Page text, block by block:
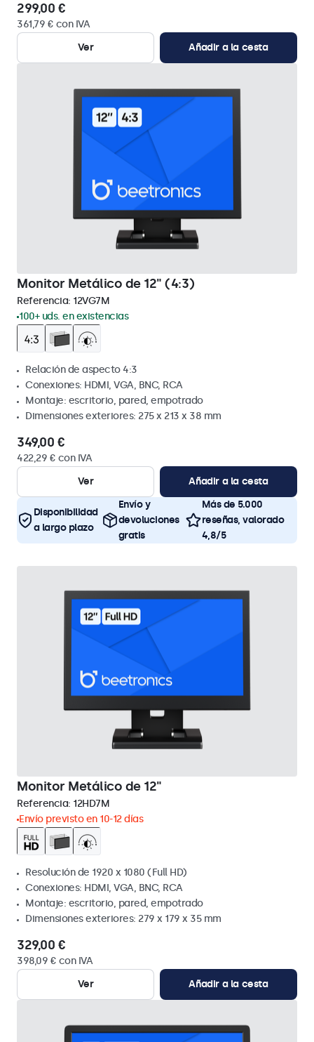
299,00 €
361,79 € con IVA
Ver
Añadir a la cesta
Monitor Metálico de 12" (4:3)
Referencia: 12VG7M
100+ uds. en existencias
Relación de aspecto 4:3
Conexiones: HDMI, VGA, BNC, RCA
Montaje: escritorio, pared, empotrado
Dimensiones exteriores: 275 x 213 x 38 mm
349,00 €
422,29 € con IVA
Ver
Añadir a la cesta
Disponibilidad
a largo plazo
Envío y
devoluciones
gratis
Más de 5.000
reseñas, valorado
4,8/5
Monitor Metálico de 12"
Referencia: 12HD7M
Envío previsto en 10-12 días
Resolución de 1920 x 1080 (Full HD)
Conexiones: HDMI, VGA, BNC, RCA
Montaje: escritorio, pared, empotrado
Dimensiones exteriores: 279 x 179 x 35 mm
329,00 €
398,09 € con IVA
Ver
Añadir a la cesta